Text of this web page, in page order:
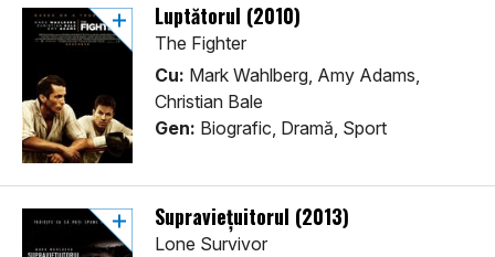
Luptătorul (2010)
The Fighter
Cu: Mark Wahlberg, Amy Adams,
Christian Bale
Gen: Biografic, Dramă, Sport
Supraviețuitorul (2013)
Lone Survivor